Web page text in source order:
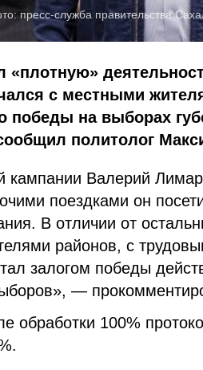
пресс-служба правительства
«плотную»
с местными
победы на выборах
политолог
кампании Валерий
поездками он
В отличии от
районов, с
залогом победы
—
100%